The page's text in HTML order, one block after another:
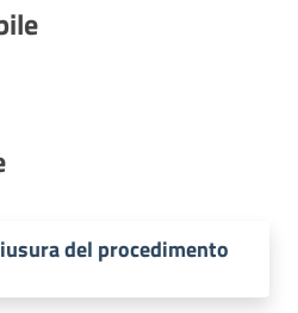
del procedimento